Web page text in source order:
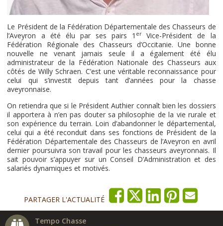
Le Président de la Fédération Départementale des Chasseurs de
l’Aveyron a été élu par ses pairs 1 erVice-Président de la
Fédération Régionale des Chasseurs d’Occitanie. Une bonne
nouvelle ne venant jamais seule il a également été élu
administrateur de la Fédération Nationale des Chasseurs aux
côtés de Willy Schraen. C’est une véritable reconnaissance pour
celui qui s’investit depuis tant d’années pour la chasse
aveyronnaise.
On retiendra que si le Président Authier connaît bien les dossiers
il apportera à n’en pas douter sa philosophie de la vie rurale et
son expérience du terrain. Loin d’abandonner le départemental,
celui qui a été reconduit dans ses fonctions de Président de la
Fédération Départementale des Chasseurs de l’Aveyron en avril
dernier poursuivra son travail pour les chasseurs aveyronnais. Il
sait pouvoir s’appuyer sur un Conseil D’Administration et des
salariés dynamiques et motivés.
PARTAGER L'ACTUALITÉ
Tempo Chasse